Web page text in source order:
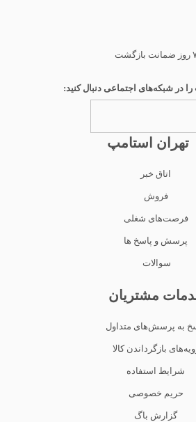
بازگشت
در شبکه‌های اجتماعی دنبال کنید:
تهران استامپ
اتاق خبر
فروش
فرصت‌های شغلی
پرسش و پاسخ ها
سوالات
مشتریان
به پرسش‌های متداول
بازگرداندن کالا
شرایط استفاده
حریم خصوصی
گزارش باگ